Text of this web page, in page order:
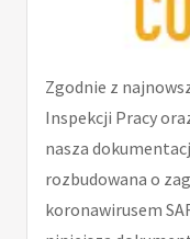
Zgodnie z
Inspekcji Pracy
nasza
rozbudowana o
koronawirusem